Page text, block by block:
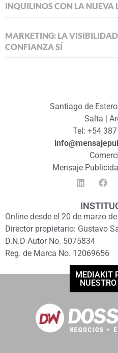
INQUILINOS CON LA NUEVA
MARKETING: LA
CONFIANZA SÍ
Santiago de
Salta |
Tel: +54
Mensaje
Online desde el 20 de marzo
Director propietario: Gustavo
D.N.D Autor No. 5075834
Reg. de Marca No. 12069656
MEDIAKIT